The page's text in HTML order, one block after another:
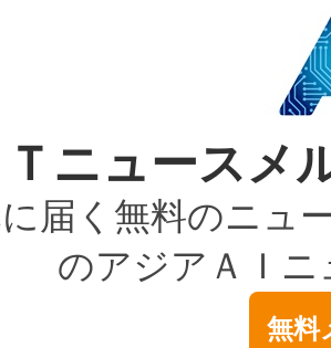
Enzeneのバイオ
製品について、自
可能性もあります
億～4億ドルかか
任者（CEO）であ
のfully-connected
すれば、6,000万
担軽減という課題
迅速にし、ピーク
利用可能な電力容
う貢献します。こ
ル契約（SLA）違
の劣化によるダウ
データセンターが
を切り替えるこ
枝などの細かな対
スポットにより、
も豊かなディテー
ル範囲を検出
Inspections,
レーザーを搭載。
化を実現すること
Ｔニュース
届く無料のニュ
のアジアＡＩ
無料